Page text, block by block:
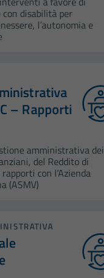
disabilità per
l’autonomia e
– Rapporti
amministrativa dei
del Reddito di
con l’Azienda
(ASMV)